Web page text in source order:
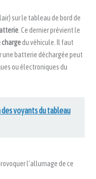
sur le tableau de bord de
. Ce dernier prévient le
chargedu véhicule. Il faut
une batterie déchargée peut
ou électroniques du
voyants du tableau
l’allumage de ce